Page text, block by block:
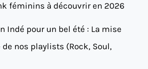
féminins à découvrir en 2026
Indé pour un bel été : La mise
nos playlists (Rock, Soul,